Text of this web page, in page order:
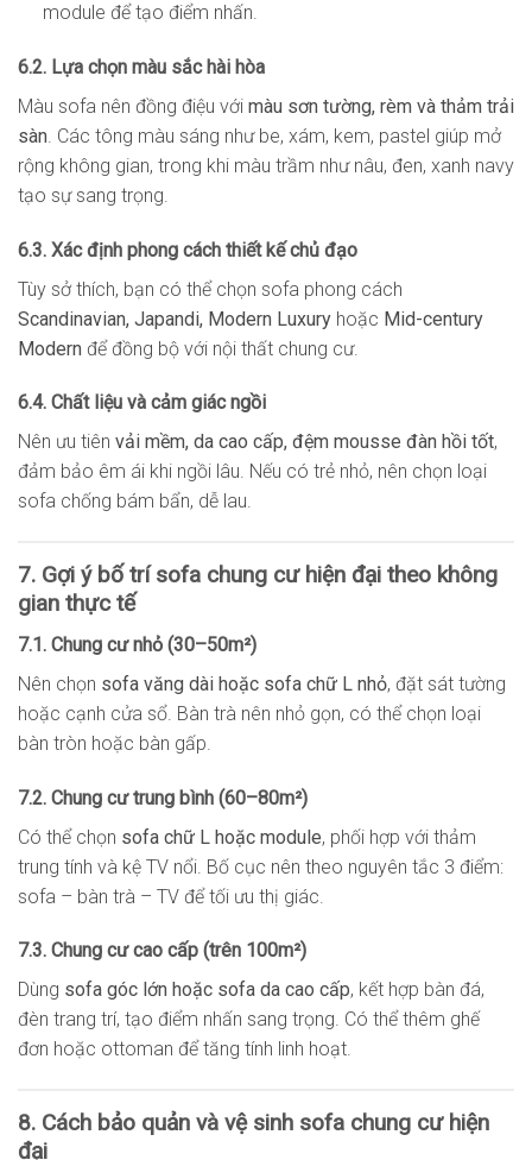
module để tạo điểm nhấn.
6.2. Lựa chọn màu sắc hài hòa
Màu sofa nên đồng điệu với màu sơn tường, rèm và thảm trải
sàn. Các tông màu sáng như be, xám, kem, pastel giúp mở
rộng không gian, trong khi màu trầm như nâu, đen, xanh navy
tạo sự sang trọng.
6.3. Xác định phong cách thiết kế chủ đạo
Tùy sở thích, bạn có thể chọn sofa phong cách
Scandinavian, Japandi, Modern Luxury hoặc Mid-century
Modern để đồng bộ với nội thất chung cư.
6.4. Chất liệu và cảm giác ngồi
Nên ưu tiên vải mềm, da cao cấp, đệm mousse đàn hồi tốt,
đảm bảo êm ái khi ngồi lâu. Nếu có trẻ nhỏ, nên chọn loại
sofa chống bám bẩn, dễ lau.
7. Gợi ý bố trí sofa chung cư hiện đại theo không
gian thực tế
7.1. Chung cư nhỏ (30–50m²)
Nên chọn sofa văng dài hoặc sofa chữ L nhỏ, đặt sát tường
hoặc cạnh cửa sổ. Bàn trà nên nhỏ gọn, có thể chọn loại
bàn tròn hoặc bàn gấp.
7.2. Chung cư trung bình (60–80m²)
Có thể chọn sofa chữ L hoặc module, phối hợp với thảm
trung tính và kệ TV nổi. Bố cục nên theo nguyên tắc 3 điểm:
sofa – bàn trà – TV để tối ưu thị giác.
7.3. Chung cư cao cấp (trên 100m²)
Dùng sofa góc lớn hoặc sofa da cao cấp, kết hợp bàn đá,
đèn trang trí, tạo điểm nhấn sang trọng. Có thể thêm ghế
đơn hoặc ottoman để tăng tính linh hoạt.
8. Cách bảo quản và vệ sinh sofa chung cư hiện
đại